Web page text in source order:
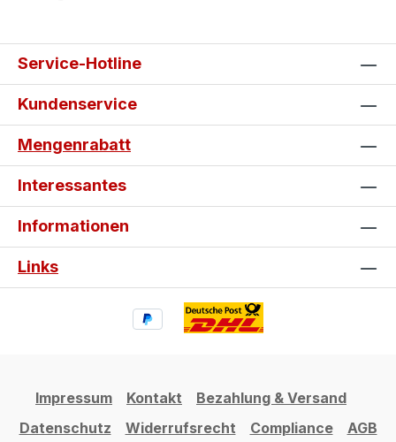
Service-Hotline
Kundenservice
Mengenrabatt
Interessantes
Informationen
Links
Impressum Kontakt
Bezahlung & Versand
Datenschutz
Widerrufsrecht Compliance AGB